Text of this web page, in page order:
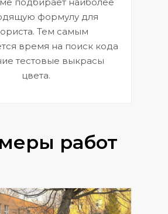
формулу для
Тем самым
время на поиск кода
тестовые выкрасы
цвета.
работ